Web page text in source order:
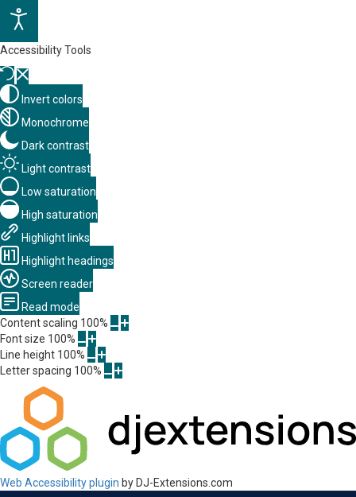
Accessibility Tools
Invert colors
Monochrome
Dark contrast
Light contrast
Low saturation
High saturation
Highlight links
Highlight headings
Screen reader
Read mode
Content scaling 100%
Font size 100%
Line height 100%
Letter spacing 100%
Web Accessibility plugin by DJ-Extensions.com